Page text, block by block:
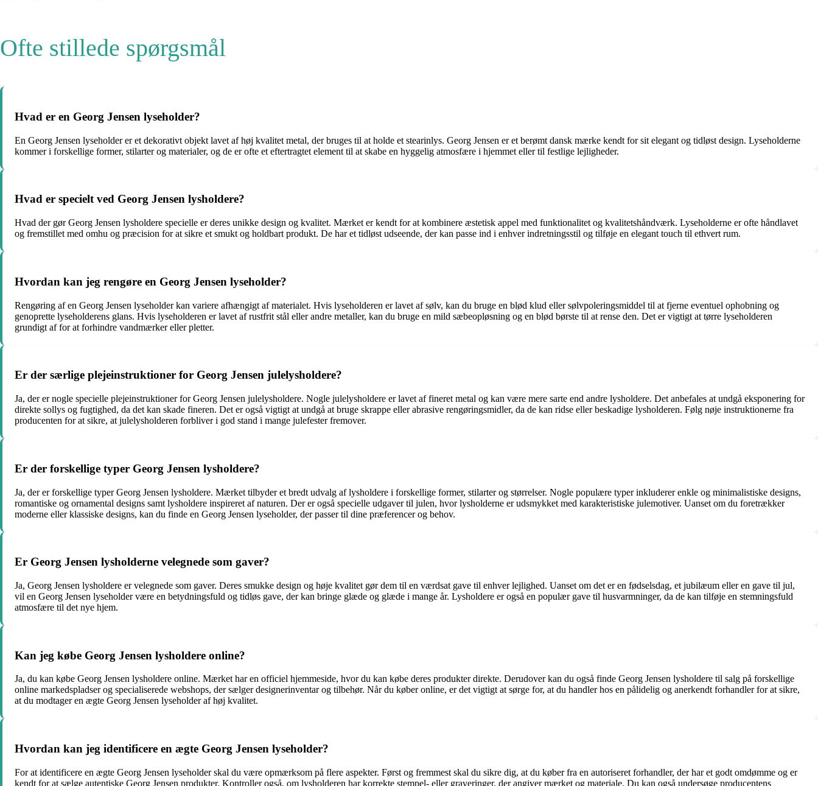
Ofte stillede spørgsmål
Hvad er en Georg Jensen lyseholder?
En Georg Jensen lyseholder er et dekorativt objekt lavet af høj kvalitet metal, der bruges til at holde et stearinlys. Georg Jensen er et berømt dansk mærke kendt for sit elegant og tidløst design. Lyseholderne
kommer i forskellige former, stilarter og materialer, og de er ofte et eftertragtet element til at skabe en hyggelig atmosfære i hjemmet eller til festlige lejligheder.
Hvad er specielt ved Georg Jensen lysholdere?
Hvad der gør Georg Jensen lysholdere specielle er deres unikke design og kvalitet. Mærket er kendt for at kombinere æstetisk appel med funktionalitet og kvalitetshåndværk. Lyseholderne er ofte håndlavet
og fremstillet med omhu og præcision for at sikre et smukt og holdbart produkt. De har et tidløst udseende, der kan passe ind i enhver indretningsstil og tilføje en elegant touch til ethvert rum.
Hvordan kan jeg rengøre en Georg Jensen lyseholder?
Rengøring af en Georg Jensen lyseholder kan variere afhængigt af materialet. Hvis lyseholderen er lavet af sølv, kan du bruge en blød klud eller sølvpoleringsmiddel til at fjerne eventuel ophobning og
genoprette lyseholderens glans. Hvis lyseholderen er lavet af rustfrit stål eller andre metaller, kan du bruge en mild sæbeopløsning og en blød børste til at rense den. Det er vigtigt at tørre lyseholderen
grundigt af for at forhindre vandmærker eller pletter.
Er der særlige plejeinstruktioner for Georg Jensen julelysholdere?
Ja, der er nogle specielle plejeinstruktioner for Georg Jensen julelysholdere. Nogle julelysholdere er lavet af fineret metal og kan være mere sarte end andre lysholdere. Det anbefales at undgå eksponering for
direkte sollys og fugtighed, da det kan skade fineren. Det er også vigtigt at undgå at bruge skrappe eller abrasive rengøringsmidler, da de kan ridse eller beskadige lysholderen. Følg nøje instruktionerne fra
producenten for at sikre, at julelysholderen forbliver i god stand i mange julefester fremover.
Er der forskellige typer Georg Jensen lysholdere?
Ja, der er forskellige typer Georg Jensen lysholdere. Mærket tilbyder et bredt udvalg af lysholdere i forskellige former, stilarter og størrelser. Nogle populære typer inkluderer enkle og minimalistiske designs,
romantiske og ornamental designs samt lysholdere inspireret af naturen. Der er også specielle udgaver til julen, hvor lysholderne er udsmykket med karakteristiske julemotiver. Uanset om du foretrækker
moderne eller klassiske designs, kan du finde en Georg Jensen lyseholder, der passer til dine præferencer og behov.
Er Georg Jensen lysholderne velegnede som gaver?
Ja, Georg Jensen lysholdere er velegnede som gaver. Deres smukke design og høje kvalitet gør dem til en værdsat gave til enhver lejlighed. Uanset om det er en fødselsdag, et jubilæum eller en gave til jul,
vil en Georg Jensen lyseholder være en betydningsfuld og tidløs gave, der kan bringe glæde og glæde i mange år. Lysholdere er også en populær gave til husvarmninger, da de kan tilføje en stemningsfuld
atmosfære til det nye hjem.
Kan jeg købe Georg Jensen lysholdere online?
Ja, du kan købe Georg Jensen lysholdere online. Mærket har en officiel hjemmeside, hvor du kan købe deres produkter direkte. Derudover kan du også finde Georg Jensen lysholdere til salg på forskellige
online markedspladser og specialiserede webshops, der sælger designerinventar og tilbehør. Når du køber online, er det vigtigt at sørge for, at du handler hos en pålidelig og anerkendt forhandler for at sikre,
at du modtager en ægte Georg Jensen lyseholder af høj kvalitet.
Hvordan kan jeg identificere en ægte Georg Jensen lyseholder?
For at identificere en ægte Georg Jensen lyseholder skal du være opmærksom på flere aspekter. Først og fremmest skal du sikre dig, at du køber fra en autoriseret forhandler, der har et godt omdømme og er
kendt for at sælge autentiske Georg Jensen produkter. Kontroller også, om lysholderen har korrekte stempel- eller graveringer, der angiver mærket og materiale. Du kan også undersøge producentens